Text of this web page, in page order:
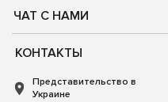
ЧАТ С НАМИ
КОНТАКТЫ
Представительство в
Украине